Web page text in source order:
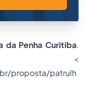
da Penha Curitiba.
em: <
proposta/patrulh